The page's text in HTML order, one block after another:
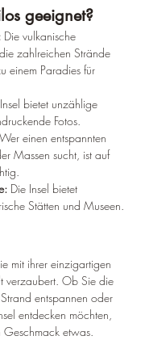
geeignet?
Die vulkanische
zahlreichen Strände
einem Paradies für
bietet unzählige
Fotos.
Wer einen entspannten
Massen sucht, ist auf
Die Insel bietet
Stätten und Museen.
mit ihrer einzigartigen
verzaubert. Ob Sie die
entspannen oder
entdecken möchten,
etwas.